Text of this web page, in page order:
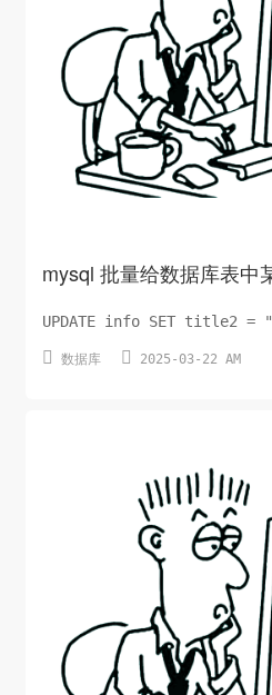
mysql 批量给数据库表中
UPDATE info SET title2 =
 数据库  2025-03-22 AM